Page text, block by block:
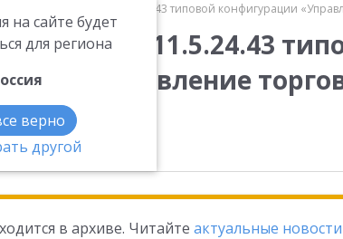
на сайте будет
для региона
верно
другой
Вышла новая версия 11.5.24.43 типовой конфигурации
версия 11.5.24.43
«Управление
в архиве. Читайте актуальные новости